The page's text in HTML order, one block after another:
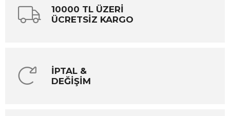
10000 TL ÜZERİ
ÜCRETSİZ KARGO
İPTAL &
DEĞİŞİM